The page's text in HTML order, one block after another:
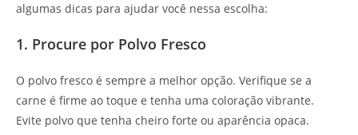
algumas dicas para ajudar você nessa escolha:
1. Procure por Polvo Fresco
O polvo fresco é sempre a melhor opção. Verifique se a
carne é firme ao toque e tenha uma coloração vibrante.
Evite polvo que tenha cheiro forte ou aparência opaca.